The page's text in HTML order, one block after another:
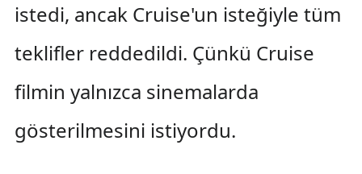
istedi, ancak Cruise'un isteğiyle tüm
teklifler reddedildi. Çünkü Cruise
filmin yalnızca sinemalarda
gösterilmesini istiyordu.